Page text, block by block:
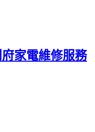
家電維修服務